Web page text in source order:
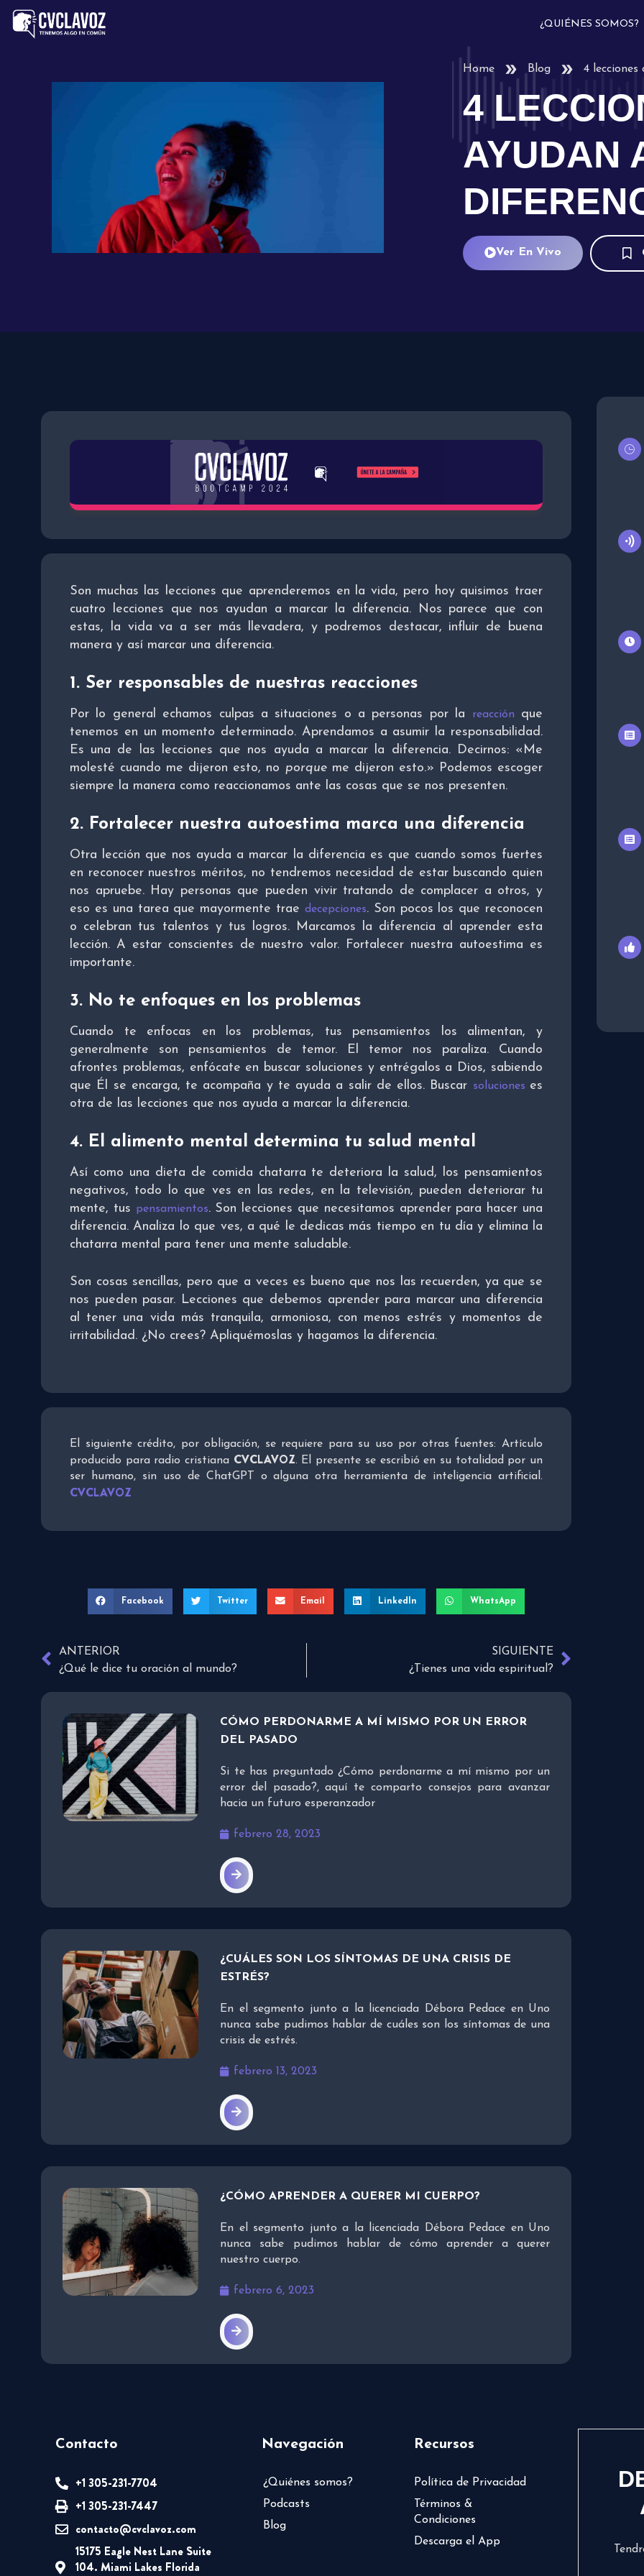
¿QUIÉNES SOMOS?
Home Blog 4
4
AYUDAN
Ver En Vivo
Son muchas las lecciones que aprenderemos en la vida, pero hoy quisimos traer
cuatro lecciones que nos ayudan a marcar la diferencia. Nos parece que con
estas, la vida va a ser más llevadera, y podremos destacar, influir de buena
manera y así marcar una diferencia.
1. Ser responsables de nuestras reacciones
Por lo general echamos culpas a situaciones o a personas por la reacción
que
tenemos en un momento determinado. Aprendamos a asumir la responsabilidad.
Es una de las lecciones que nos ayuda a marcar la diferencia. Decirnos: «Me
molesté cuando me dijeron esto, no porqueme dijeron esto.» Podemos escoger
siempre la manera como reaccionamos ante las cosas que se nos presenten.
2. Fortalecer nuestra autoestima marca una diferencia
Otra lección que nos ayuda a marcar la diferencia es que cuando somos fuertes
en reconocer nuestros méritos, no tendremos necesidad de estar buscando quien
nos apruebe. Hay personas que pueden vivir tratando de complacer a otros, y
eso es una tarea que mayormente trae decepciones. Son pocos los que reconocen
o celebran tus talentos y tus logros. Marcamos la diferencia al aprender esta
lección. A estar conscientes de nuestro valor. Fortalecer nuestra autoestima es
importante.
3. No te enfoques en los problemas
Cuando te enfocas en los problemas, tus pensamientos los alimentan, y
generalmente son pensamientos de temor. El temor nos paraliza. Cuando
afrontes problemas, enfócate en buscar soluciones y entrégalos a Dios, sabiendo
que Él se encarga, te acompaña y te ayuda a salir de ellos. Buscar soluciones es
otra de las lecciones que nos ayuda a marcar la diferencia.
4. El alimento mental determina tu salud mental
Así como una dieta de comida chatarra te deteriora la salud, los pensamientos
negativos, todo lo que ves en las redes, en la televisión, pueden deteriorar tu
mente, tus pensamientos. Son lecciones que necesitamos aprender para hacer una
diferencia. Analiza lo que ves, a qué le dedicas más tiempo en tu día y elimina la
chatarra mental para tener una mente saludable.
Son cosas sencillas, pero que a veces es bueno que nos las recuerden, ya que se
nos pueden pasar. Lecciones que debemos aprender para marcar una diferencia
al tener una vida más tranquila, armoniosa, con menos estrés y momentos de
irritabilidad. ¿No crees? Apliquémoslas y hagamos la diferencia.
El siguiente crédito, por obligación, se requiere para su uso por otras fuentes: Artículo
producido para radio cristiana CVCLAVOZ. El presente se escribió en su totalidad por un
ser humano, sin uso de ChatGPT o alguna otra herramienta de inteligencia artificial.
CVCLAVOZ
Facebook Twitter Email LinkedIn WhatsApp
ANTERIOR
¿Qué le dice tu oración al mundo?
SIGUIENTE
¿Tienes una vida espiritual?
CÓMO PERDONARME A MÍ MISMO POR UN ERROR
DEL PASADO
Si te has preguntado ¿Cómo perdonarme a mí mismo por un
error del pasado?, aquí te comparto consejos para avanzar
hacia un futuro esperanzador
febrero 28, 2023
¿CUÁLES SON LOS SÍNTOMAS DE UNA CRISIS DE
ESTRÉS?
En el segmento junto a la licenciada Débora Pedace en Uno
nunca sabe pudimos hablar de cuáles son los síntomas de una
crisis de estrés.
febrero 13, 2023
¿CÓMO APRENDER A QUERER MI CUERPO?
En el segmento junto a la licenciada Débora Pedace en Uno
nunca sabe pudimos hablar de cómo aprender a querer
nuestro cuerpo.
febrero 6, 2023
Contacto
+1 305-231-7704
+1 305-231-7447
contacto@cvclavoz.com
15175 Eagle Nest Lane Suite
104. Miami Lakes Florida
Navegación
¿Quiénes somos?
Podcasts
Blog
Recursos
Política de Privacidad
Términos &
Condiciones
Descarga el App